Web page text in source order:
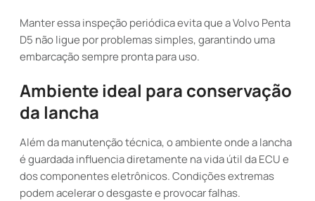
Manter essa inspeção periódica evita que a Volvo Penta
D5 não ligue por problemas simples, garantindo uma
embarcação sempre pronta para uso.
Ambiente ideal para conservação
da lancha
Além da manutenção técnica, o ambiente onde a lancha
é guardada influencia diretamente na vida útil da ECU e
dos componentes eletrônicos. Condições extremas
podem acelerar o desgaste e provocar falhas.